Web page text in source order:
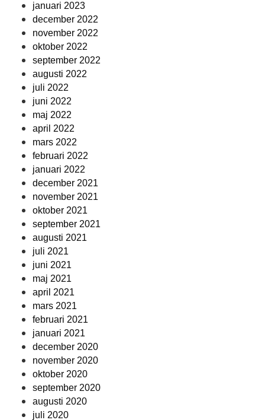
januari 2023
december 2022
november 2022
oktober 2022
september 2022
augusti 2022
juli 2022
juni 2022
maj 2022
april 2022
mars 2022
februari 2022
januari 2022
december 2021
november 2021
oktober 2021
september 2021
augusti 2021
juli 2021
juni 2021
maj 2021
april 2021
mars 2021
februari 2021
januari 2021
december 2020
november 2020
oktober 2020
september 2020
augusti 2020
juli 2020